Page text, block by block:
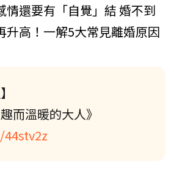
情還要有「自覺」結 婚不到
升高！一解5大常見離婚原因
而溫暖的大人》